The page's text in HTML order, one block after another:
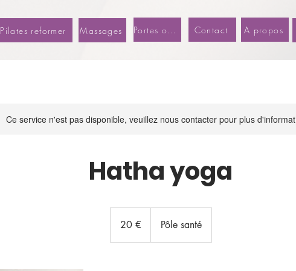
Pilates reformer Massages Contact A propos
Ce service n'est pas disponible, veuillez nous contacter pour plus
Hatha yoga
20 € Pôle santé